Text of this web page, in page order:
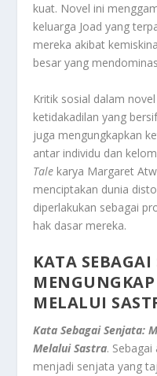
kuat. Novel ini
keluarga Joad yang
mereka akibat
besar yang
Kritik sosial dalam
ketidakadilan yang
juga mengungkapkan
antar individu dan
Tale karya Margaret
menciptakan dunia
diperlakukan sebagai
hak dasar mereka.
KATA SEBAGAI
MELALUI
Kata Sebagai Senjata:
Melalui Sastra.
menjadi senjata yang